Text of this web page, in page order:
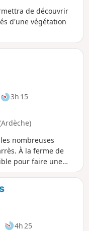
de découvrir
d'une végétation
3h 15
nombreuses
À la ferme de
pour faire une
4h 25